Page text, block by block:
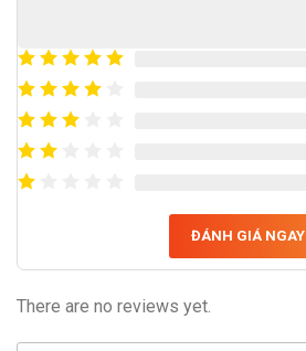
ĐÁNH GIÁ NGAY
There are no reviews yet.